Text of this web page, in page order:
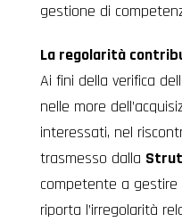
gestione di
La regolarità
Ai fini della verifica
nelle more
interessati, nel
trasmesso dalla
competente a gestire
riporta l’irregolarità